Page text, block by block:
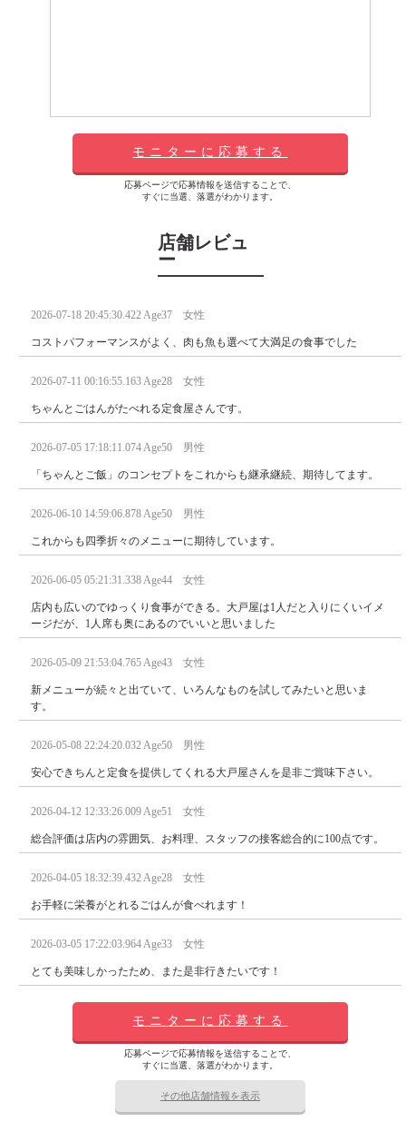
モニターに応募する
応募ページで応募情報を送信することで、
すぐに当選、落選がわかります。
店舗レビュ
ー
2026-07-18 20:45:30.422 Age37 女性
コストパフォーマンスがよく、肉も魚も選べて大満足の食事でした
2026-07-11 00:16:55.163 Age28 女性
ちゃんとごはんがたべれる定食屋さんです。
2026-07-05 17:18:11.074 Age50 男性
「ちゃんとご飯」のコンセプトをこれからも継承継続、期待してます。
2026-06-10 14:59:06.878 Age50 男性
これからも四季折々のメニューに期待しています。
2026-06-05 05:21:31.338 Age44 女性
店内も広いのでゆっくり食事ができる。大戸屋は1人だと入りにくいイメ
ージだが、1人席も奥にあるのでいいと思いました
2026-05-09 21:53:04.765 Age43 女性
新メニューが続々と出ていて、いろんなものを試してみたいと思いま
す。
2026-05-08 22:24:20.032 Age50 男性
安心できちんと定食を提供してくれる大戸屋さんを是非ご賞味下さい。
2026-04-12 12:33:26.009 Age51 女性
総合評価は店内の雰囲気、お料理、スタッフの接客総合的に100点です。
2026-04-05 18:32:39.432 Age28 女性
お手軽に栄養がとれるごはんが食べれます！
2026-03-05 17:22:03.964 Age33 女性
とても美味しかったため、また是非行きたいです！
モニターに応募する
応募ページで応募情報を送信することで、
すぐに当選、落選がわかります。
その他店舗情報を表示